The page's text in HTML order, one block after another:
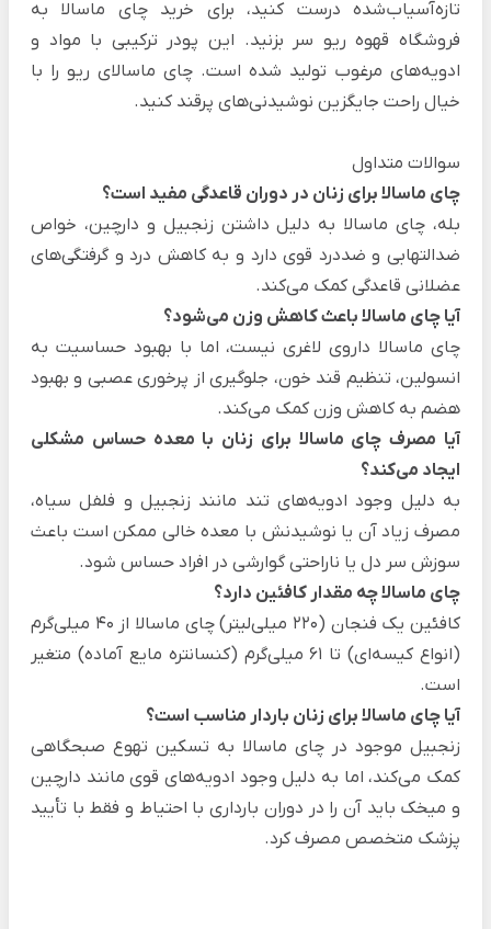
تازه‌آسیاب‌شده درست کنید، برای خرید چای ماسالا به
فروشگاه قهوه ریو سر بزنید. این پودر ترکیبی با مواد و
ادویه‌های مرغوب تولید شده است. چای ماسالای ریو را با
خیال راحت جایگزین نوشیدنی‌های پرقند کنید.
سوالات متداول
چای ماسالا برای زنان در دوران قاعدگی مفید است؟
بله، چای ماسالا به دلیل داشتن زنجبیل و دارچین، خواص
ضدالتهابی و ضددرد قوی دارد و به کاهش درد و گرفتگی‌های
عضلانی قاعدگی کمک می‌کند.
آیا چای ماسالا باعث کاهش وزن می‌شود؟
چای ماسالا داروی لاغری نیست، اما با بهبود حساسیت به
انسولین، تنظیم قند خون، جلوگیری از پرخوری عصبی و بهبود
هضم به کاهش وزن کمک می‌کند.
آیا مصرف چای ماسالا برای زنان با معده حساس مشکلی
ایجاد می‌کند؟
به دلیل وجود ادویه‌های تند مانند زنجبیل و فلفل سیاه،
مصرف زیاد آن یا نوشیدنش با معده خالی ممکن است باعث
سوزش سر دل یا ناراحتی گوارشی در افراد حساس شود.
چای ماسالا چه مقدار کافئین دارد؟
کافئین یک فنجان (220 میلی‌لیتر) چای ماسالا از 40 میلی‌گرم
(انواع کیسه‌ای) تا 61 میلی‌گرم (کنسانتره مایع آماده) متغیر
است.
آیا چای ماسالا برای زنان باردار مناسب است؟
زنجبیل موجود در چای ماسالا به تسکین تهوع صبحگاهی
کمک می‌کند، اما به دلیل وجود ادویه‌های قوی مانند دارچین
و میخک باید آن را در دوران بارداری با احتیاط و فقط با تأیید
پزشک متخصص مصرف کرد.